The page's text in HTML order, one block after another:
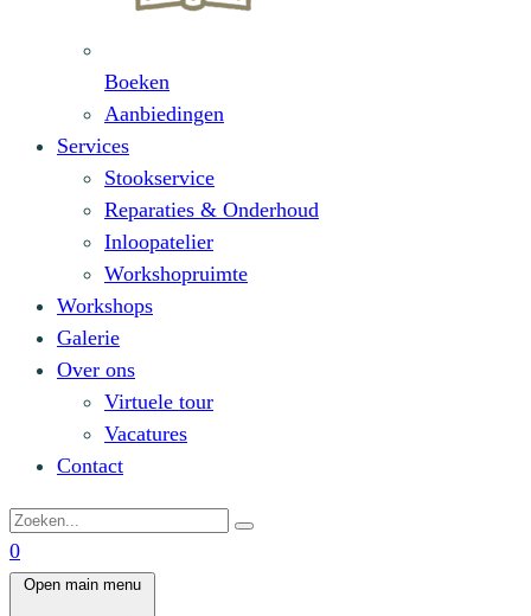
Boeken
Aanbiedingen
Services
Stookservice
Reparaties & Onderhoud
Inloopatelier
Workshopruimte
Workshops
Galerie
Over ons
Virtuele tour
Vacatures
Contact
0
Open main menu